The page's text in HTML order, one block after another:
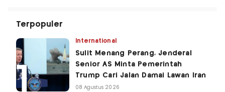
Terpopuler
International
Sulit Menang Perang, Jenderal
Senior AS Minta Pemerintah
Trump Cari Jalan Damai Lawan Iran
08 Agustus 2026